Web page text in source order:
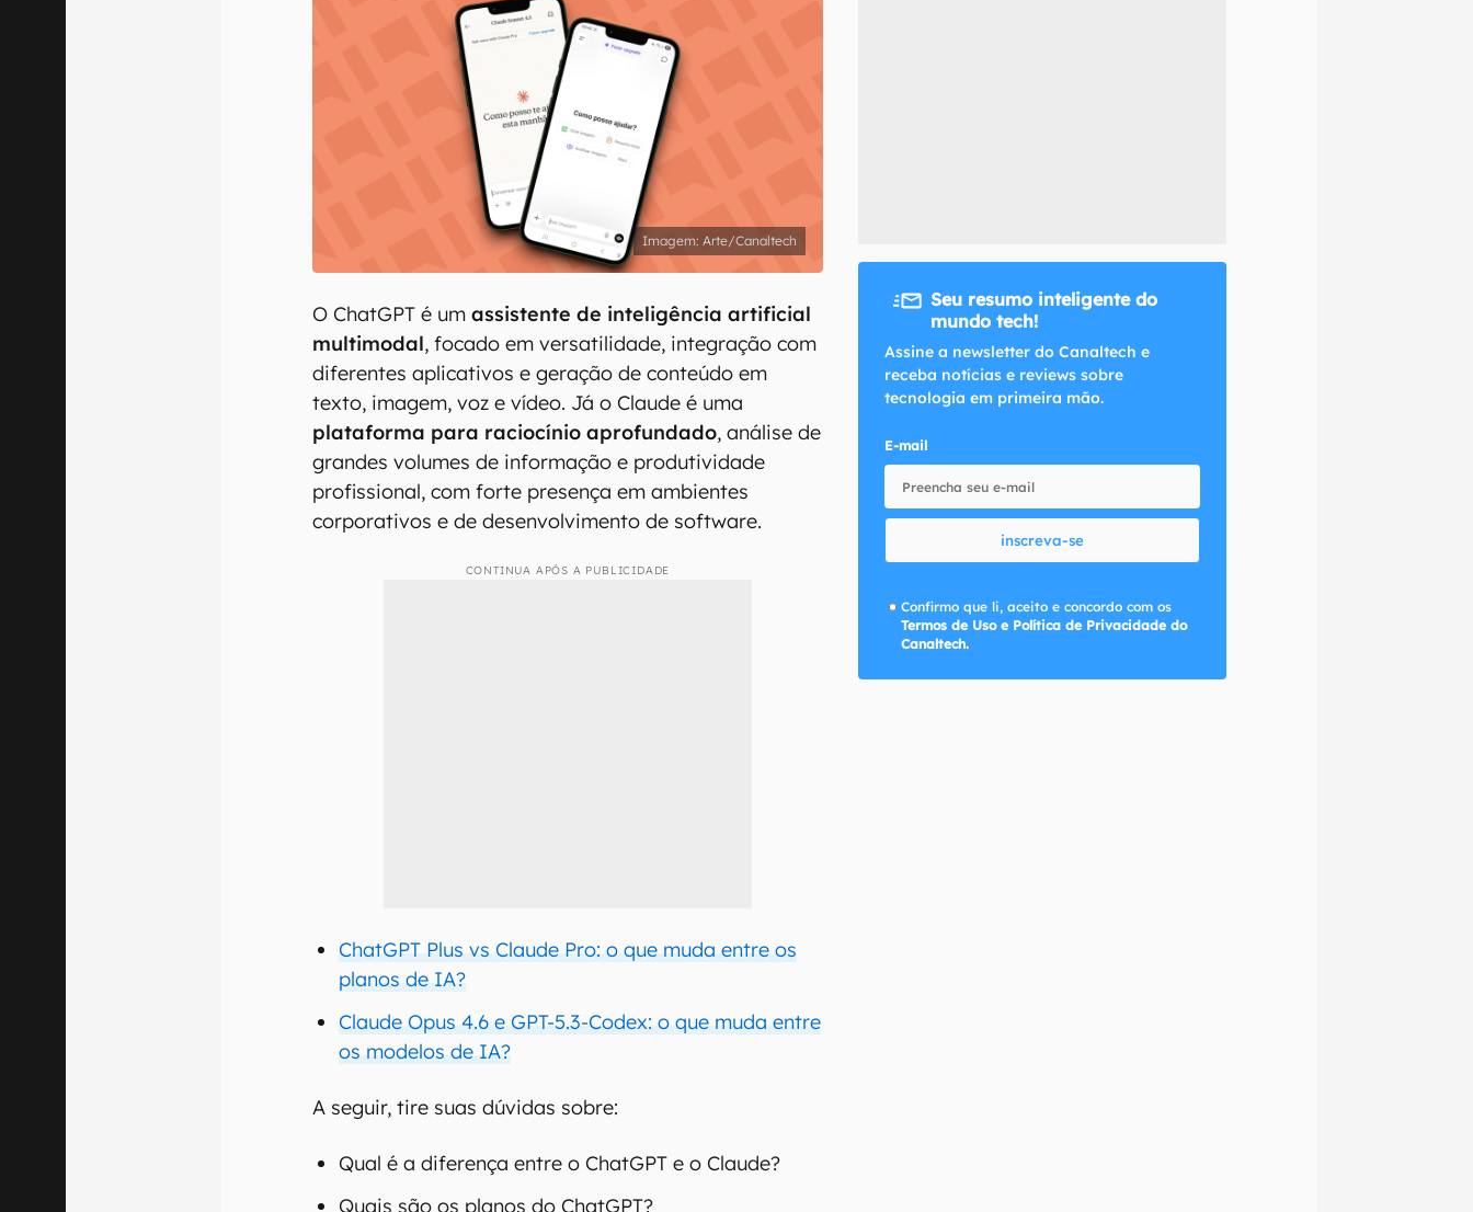
Confirmo que li, aceito e concordo com os
Arte/Canaltech
O ChatGPT é umassistente de inteligência artificial
multimodal, focado em versatilidade, integração com
diferentes aplicativos e geração de conteúdo em
texto, imagem, voz e vídeo. Já o Claude é uma
plataforma para raciocínio aprofundado, análise de
grandes volumes de informação e produtividade
profissional, com forte presença em ambientes
corporativos e de desenvolvimento de software.
CONTINUA APÓS A PUBLICIDADE
ChatGPT Plus vs Claude Pro: o que muda entre os
planos de IA?
Claude Opus 4.6 e GPT-5.3-Codex: o que muda entre
os modelos de IA?
A seguir, tire suas dúvidas sobre:
Qual é a diferença entre o ChatGPT e o Claude?
Quais são os planos do ChatGPT?
Seu resumo inteligente do
mundo tech!
Assine a newsletter do Canaltech e
receba notícias e reviews sobre
tecnologia em primeira mão.
E-mail
inscreva-se
Confirmo que li, aceito e concordo com os
Termos de Uso e Política de Privacidade do
Canaltech.